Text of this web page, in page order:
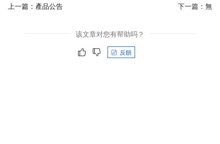
上一篇： 產品公告 下一篇：無
该文章对您有帮助吗？
反饋